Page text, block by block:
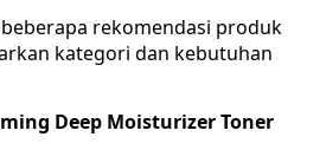
rekomendasi produk
kategori dan kebutuhan
Deep Moisturizer Toner